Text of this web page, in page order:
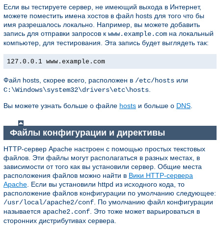
Если вы тестируете сервер, не имеющий выхода в Интернет,
можете поместить имена хостов в файл hosts для того что бы
имя разрешалось локально. Например, вы можете добавить
запись для отправки запросов к www.example.com на локальный
компьютер, для тестирования. Эта запись будет выглядеть так:
127.0.0.1 www.example.com
Файл hosts, скорее всего, расположен в /etc/hosts или
C:\Windows\system32\drivers\etc\hosts.
Вы можете узнать больше о файле hosts и больше о DNS.
Файлы конфигурации и директивы
HTTP-сервер Apache настроен с помощью простых текстовых
файлов. Эти файлы могут располагаться в разных местах, в
зависимости от того как вы установили сервер. Общие места
расположения файлов можно найти в Вики HTTP-сервера
Apache . Если вы установили httpd из исходного кода, то
расположение файлов конфигурации по умолчанию следующее:
/usr/local/apache2/conf . По умолчанию файл конфигурации
называется apache2.conf . Это тоже может варьироваться в
сторонних дистрибутивах сервера.